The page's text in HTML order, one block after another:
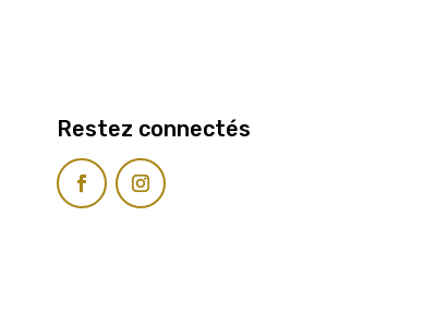
Restez connectés